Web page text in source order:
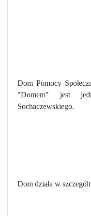
Dom Pomocy
"Domem" jest
Sochaczewskiego.
Dom działa w